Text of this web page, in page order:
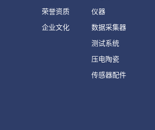
荣誉资质
企业文化
仪器
数据采集器
测试系统
压电陶瓷
传感器配件